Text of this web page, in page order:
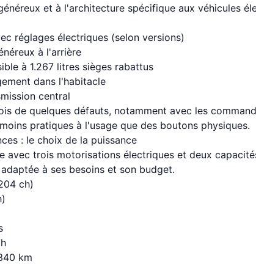
et à l'architecture spécifique aux véhicules
réglages électriques (selon versions)
à l'arrière
à 1.267 litres sièges rabattus
dans l'habitacle
central
de quelques défauts, notamment avec les
pratiques à l'usage que des boutons physiques.
: le choix de la puissance
avec trois motorisations électriques et deux
à ses besoins et son budget.
ch)
km